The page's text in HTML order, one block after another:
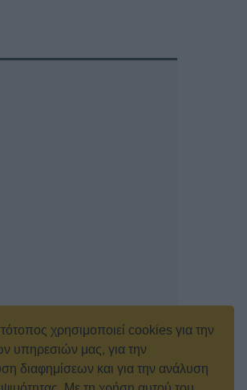
χρησιμοποιεί cookies για την
υπηρεσιών μας, για την
διαφημίσεων και για την ανάλυση
Κρατική Διαφήμιση